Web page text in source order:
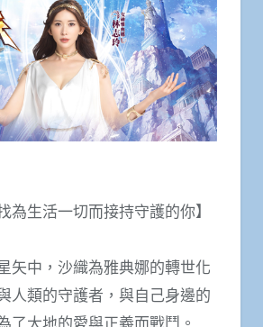
為生活一切而接持守護的你】
矢中，沙織為雅典娜的轉世化
人類的守護者，與自己身邊的